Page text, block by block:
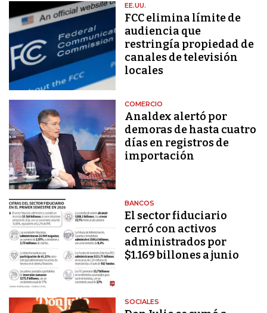
EE.UU.
FCC elimina límite de
audiencia que
restringía propiedad de
canales de televisión
locales
COMERCIO
Analdex alertó por
demoras de hasta cuatro
días en registros de
importación
BANCOS
El sector fiduciario
cerró con activos
administrados por
$1.169 billones a junio
SOCIALES